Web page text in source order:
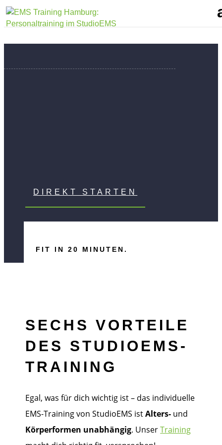
DIREKT STARTEN
FIT IN 20 MINUTEN.
SECHS VORTEILE
DES STUDIOEMS-
TRAINING
Egal, was für dich wichtig ist – das individuelle
EMS-Training von StudioEMS istAlters- und
Körperformen unabhängig. UnserTraining